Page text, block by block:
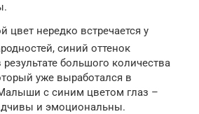
цвет нередко встречается у
синий оттенок
результате большого количества
уже выработался в
с синим цветом глаз –
и эмоциональны.